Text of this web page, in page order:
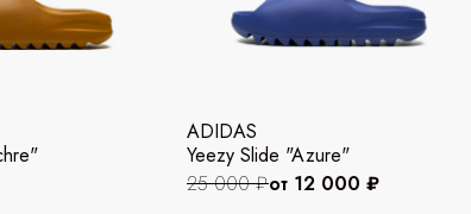
ADIDAS
Yeezy Slide "Azure"
25 000 ₽от 12 000 ₽